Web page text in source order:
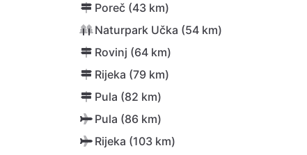
Poreč (43 km)
Naturpark Učka (54 km)
Rovinj (64 km)
Rijeka (79 km)
Pula (82 km)
Pula (86 km)
Rijeka (103 km)